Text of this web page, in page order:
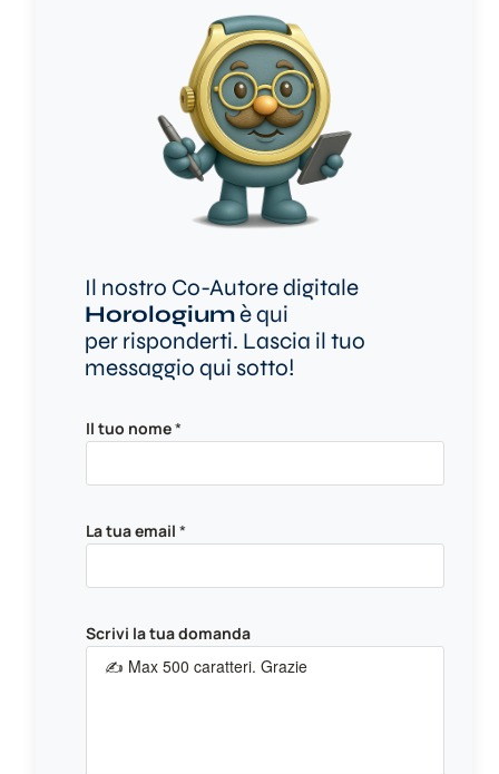
Il nostro Co-Autore digitale
Horologiumè qui
per risponderti. Lascia il tuo
messaggio qui sotto!
Il tuo nome*
La tua email *
m
Scrivi la tua domanda